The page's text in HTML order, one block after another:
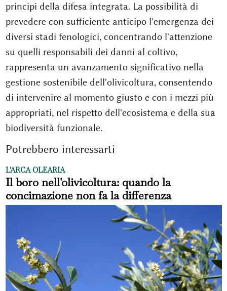
principi della difesa integrata. La possibilità di
prevedere con sufficiente anticipo l'emergenza dei
diversi stadi fenologici, concentrando l'attenzione
su quelli responsabili dei danni al coltivo,
rappresenta un avanzamento significativo nella
gestione sostenibile dell'olivicoltura, consentendo
di intervenire al momento giusto e con i mezzi più
appropriati, nel rispetto dell'ecosistema e della sua
biodiversità funzionale.
Potrebbero interessarti
L'ARCA OLEARIA
Il boro nell'olivicoltura: quando la
concimazione non fa la differenza